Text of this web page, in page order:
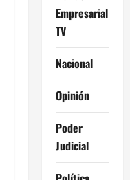
Empresarial
TV
Nacional
Opinión
Poder
Judicial